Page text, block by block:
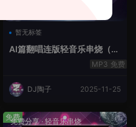
暂无标签
AI篇翻唱连版轻音乐串烧（治
免费
DJ陶子 2025-11-25
免费分享·轻音乐串烧
免费